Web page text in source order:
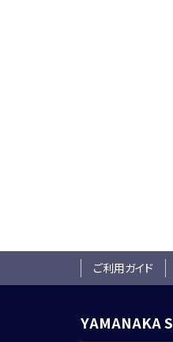
ご利用ガイド
YAMANAKA